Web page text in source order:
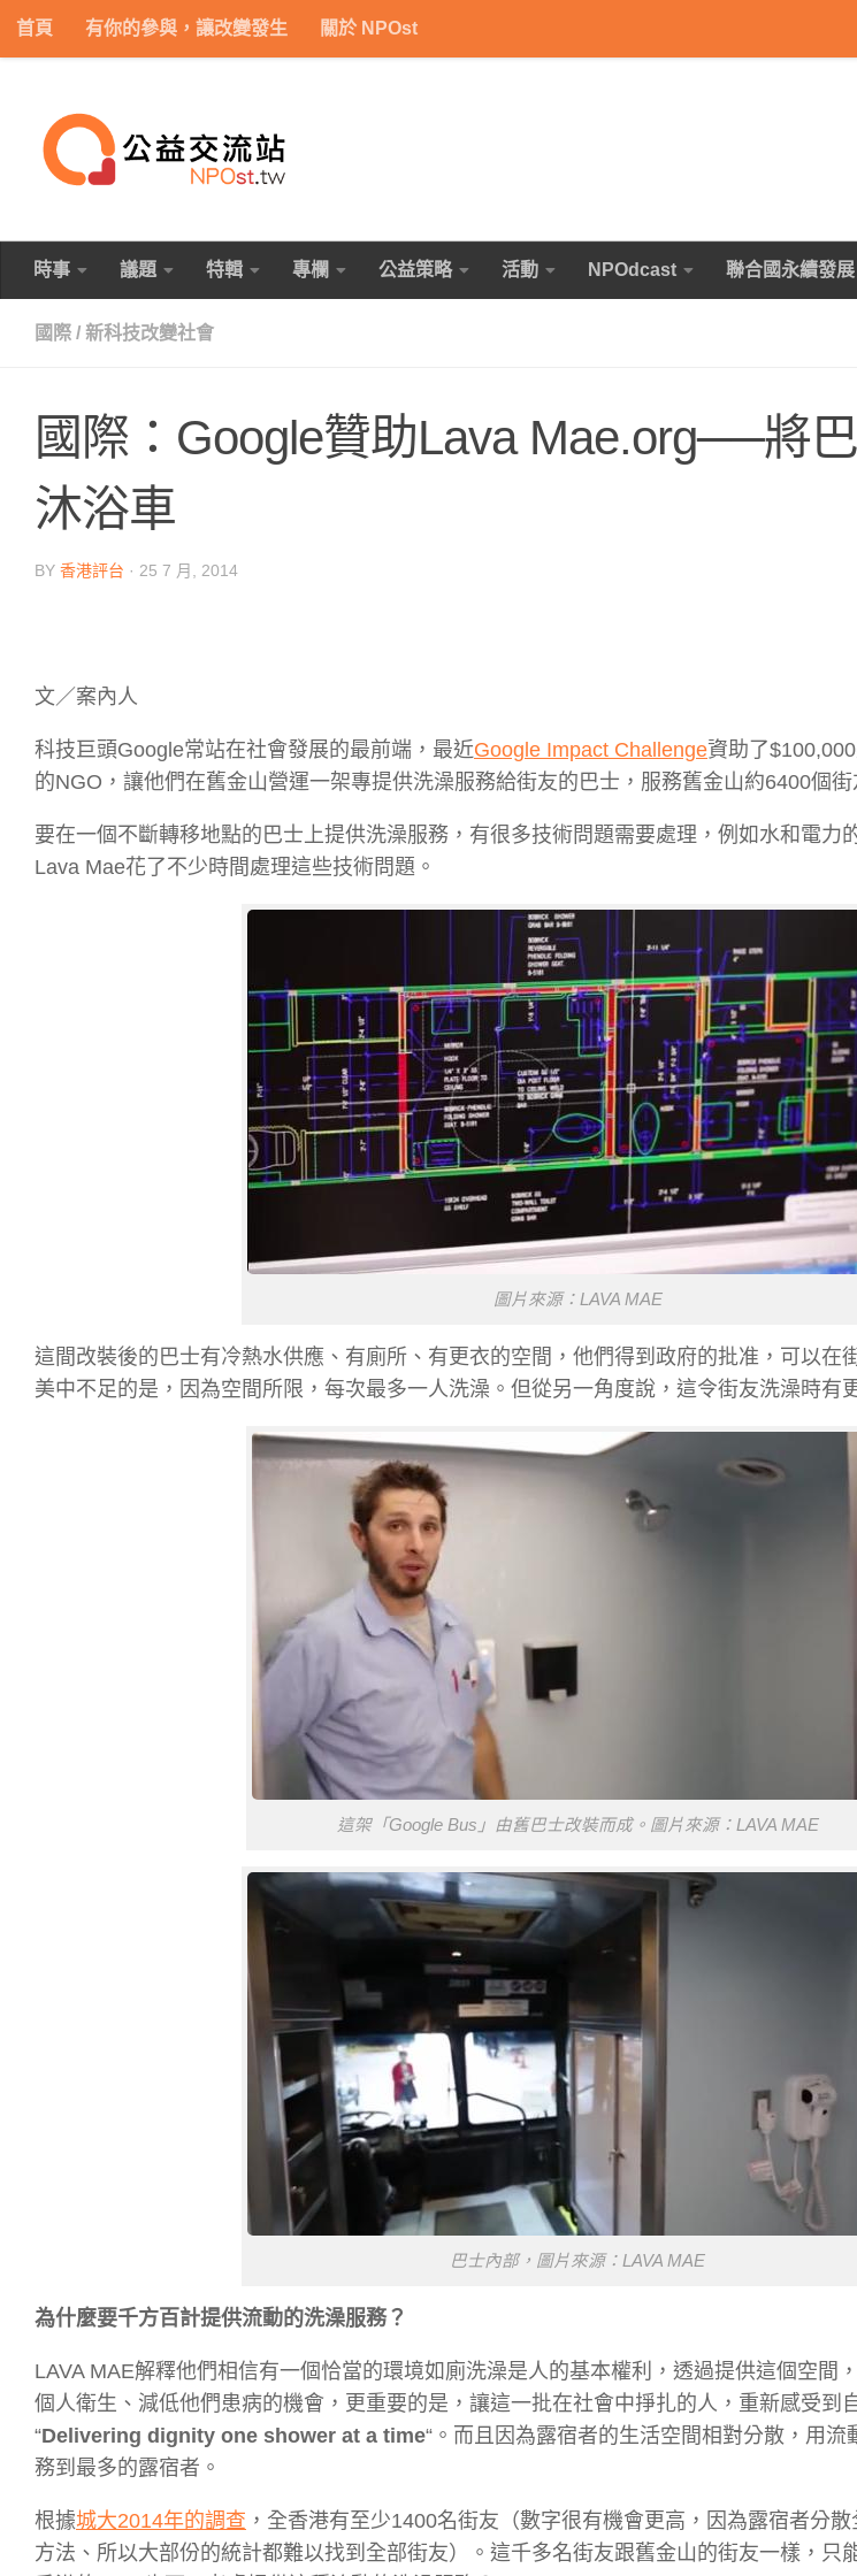
Skip to content
首頁 有你的參與，讓改變發生 關於 NPOst
時事 議題 特輯 專欄 公益策略 活動 NPOdcast 聯合國永續發
國際 / 新科技改變社會
國際：Google贊助Lava Mae.org──將
沐浴車
BY 香港評台 · 25 7 月, 2014
文／案內人
科技巨頭Google常站在社會發展的最前端，最近Google Impact Challenge資助了
的NGO，讓他們在舊金山營運一架專提供洗澡服務給街友的巴士，服務舊金山約6400個街
要在一個不斷轉移地點的巴士上提供洗澡服務，有很多技術問題需要處理，例如水和電力
Lava Mae花了不少時間處理這些技術問題。
圖片來源：LAVA MAE
這間改裝後的巴士有冷熱水供應、有廁所、有更衣的空間，他們得到政府的批准，可以在
美中不足的是，因為空間所限，每次最多一人洗澡。但從另一角度說，這令街友洗澡時有
這架「Google Bus」由舊巴士改裝而成。圖片來源：LAVA MAE
巴士內部，圖片來源：LAVA MAE
為什麼要千方百計提供流動的洗澡服務？
LAVA MAE解釋他們相信有一個恰當的環境如廁洗澡是人的基本權利，透過提供這個空間
個人衛生、減低他們患病的機會，更重要的是，讓這一批在社會中掙扎的人，重新感受到
“Delivering dignity one shower at a time“。而且因為露宿者的生活空間相對分散，用
務到最多的露宿者。
根據城大2014年的調查 ，全香港有至少1400名街友（數字很有機會更高，因為露宿者分
方法、所以大部份的統計都難以找到全部街友）。這千多名街友跟舊金山的街友一樣，只